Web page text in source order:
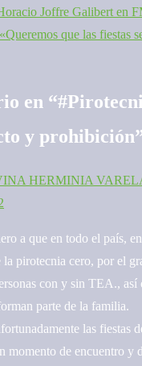
Joffre Galibert en
que las fiestas
en “
y prohibición
HERMINIA
a que en todo el país,
la pirotecnia cero, por el
con y sin TEA., así
parte de la familia.
las fiestas
momento de encuentro y